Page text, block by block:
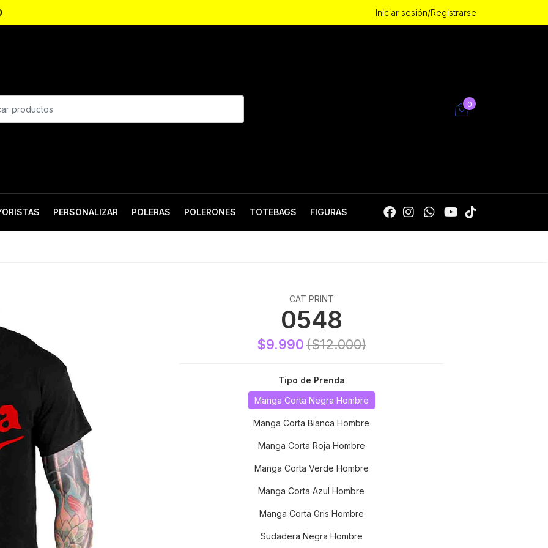
Iniciar sesión/Registrarse
0
PERSONALIZAR POLERAS POLERONES TOTEBAGS FIGURAS
CAT PRINT
0548
$9.990($12.000)
Tipo de Prenda
Manga Corta Negra Hombre
Manga Corta Blanca Hombre
Manga Corta Roja Hombre
Manga Corta Verde Hombre
Manga Corta Azul Hombre
Manga Corta Gris Hombre
Sudadera Negra Hombre